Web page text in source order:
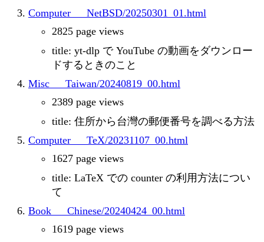
Computer___NetBSD/20250301_01.html
2825 page views
title: yt-dlp で YouTube の動画をダウンロー
ドするときのこと
Misc___Taiwan/20240819_00.html
2389 page views
title: 住所から台灣の郵便番号を調べる方法
Computer___TeX/20231107_00.html
1627 page views
title: LaTeX での counter の利用方法につい
て
Book___Chinese/20240424_00.html
1619 page views